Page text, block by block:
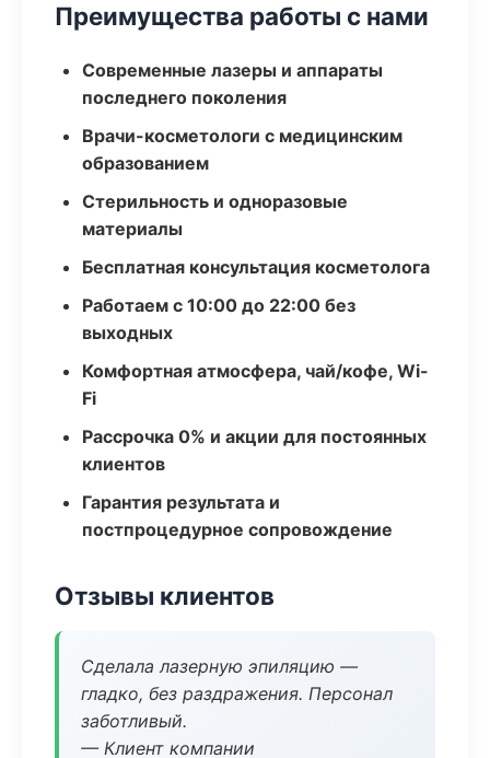
Преимущества работы с нами
Современные лазеры и аппараты
последнего поколения
Врачи-косметологи с медицинским
образованием
Стерильность и одноразовые
материалы
Бесплатная консультация косметолога
Работаем с 10:00 до 22:00 без
выходных
Комфортная атмосфера, чай/кофе, Wi-
Fi
Рассрочка 0% и акции для постоянных
клиентов
Гарантия результата и
постпроцедурное сопровождение
Отзывы клиентов
Сделала лазерную эпиляцию —
гладко, без раздражения. Персонал
заботливый.
— Клиент компании